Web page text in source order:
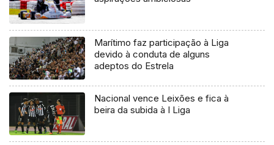
Marítimo faz participação à Liga
devido à conduta de alguns
adeptos do Estrela
Nacional vence Leixões e fica à
beira da subida à I Liga